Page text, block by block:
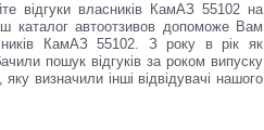
відгуки власників КамАЗ 55102 на
каталог автоотзивов допоможе Вам
КамАЗ 55102. З року в рік як
пошук відгуків за роком випуску
визначили інші відвідувачі нашого